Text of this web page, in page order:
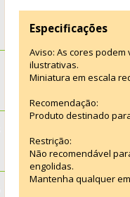
Especificações
Aviso: As cores
ilustrativas.
Miniatura em escala
Recomendação:
Produto destinado
Restrição:
Não recomendável
engolidas.
Mantenha qualquer